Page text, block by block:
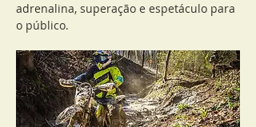
adrenalina, superação e espetáculo para
o público.